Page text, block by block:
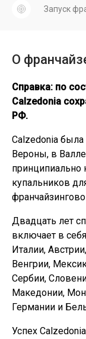
Запуск
О
Справка: по
Calzedonia
РФ.
Calzedonia была
Вероны, в
принципиально
купальников
Двадцать лет
включает в
Италии,
Венгрии,
Сербии,
Македонии,
Германии и
Успех